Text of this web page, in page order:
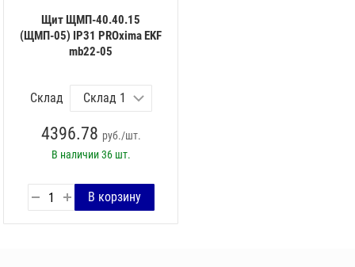
Щит ЩМП-40.40.15
(ЩМП-05) IP31 PROxima EKF
mb22-05
Склад
4396.78 руб./шт.
В наличии36 шт.